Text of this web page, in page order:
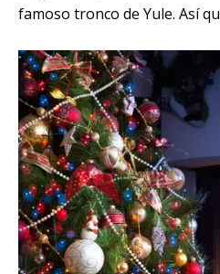
famoso tronco de Yule. Así